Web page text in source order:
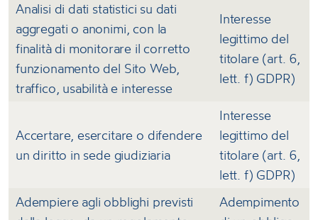
Analisi di dati statistici su dati
aggregati o anonimi, con la
finalità di monitorare il corretto
funzionamento del Sito Web,
traffico, usabilità e interesse
Interesse
legittimo del
titolare (art. 6,
lett. f) GDPR)
Accertare, esercitare o difendere
un diritto in sede giudiziaria
Interesse
legittimo del
titolare (art. 6,
lett. f) GDPR)
Adempiere agli obblighi previsti
Adempimento